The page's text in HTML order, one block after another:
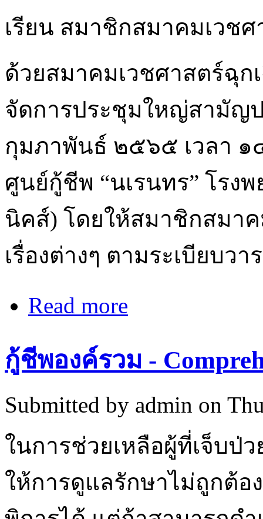
เรียน สมาชิกสมาคมเวช
ด้วยสมาคมเวชศาสตร์ฉุก
จัดการประชุมใหญ่สามัญ
กุมภาพันธ์ ๒๕๖๕ เวลา
ศูนย์กู้ชีพ “นเรนทร” โรง
นิคส์) โดยให้สมาชิกสมา
เรื่องต่างๆ ตามระเบียบวา
Read more
กู้ชีพองค์รวม -
Submitted by admin on
ในการช่วยเหลือผู้ที่เจ็บป่
ให้การดูแลรักษาไม่ถูกต้อ